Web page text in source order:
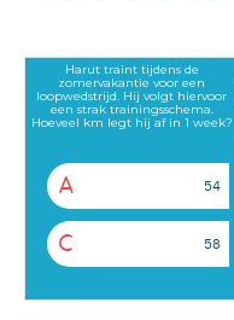
Harut traint tijdens de
zomervakantie voor een
loopwedstrijd. Hij volgt hiervoor
een strak trainingsschema.
Hoeveel km legt hij af in 1 week?
A 54
C 58